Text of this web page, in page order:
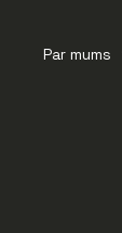
Par mums